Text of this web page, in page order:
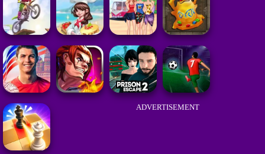
ADVERTISEMENT